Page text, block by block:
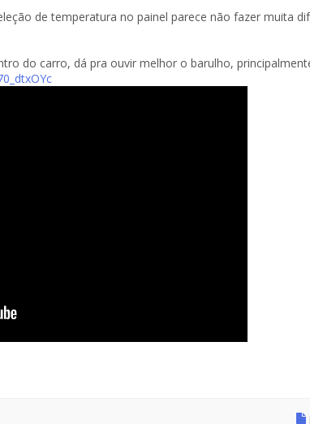
de temperatura no painel parece não fazer muita
do carro, dá pra ouvir melhor o barulho,